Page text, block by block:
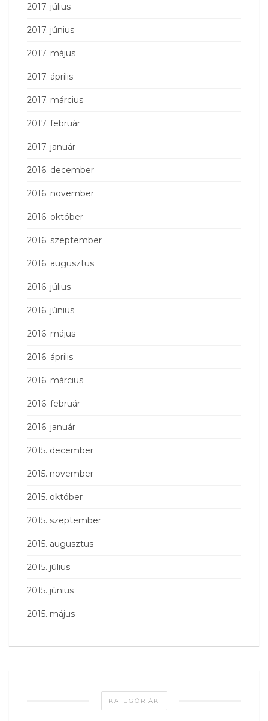
2017. július
2017. június
2017. május
2017. április
2017. március
2017. február
2017. január
2016. december
2016. november
2016. október
2016. szeptember
2016. augusztus
2016. július
2016. június
2016. május
2016. április
2016. március
2016. február
2016. január
2015. december
2015. november
2015. október
2015. szeptember
2015. augusztus
2015. július
2015. június
2015. május
KATEGÓRIÁK